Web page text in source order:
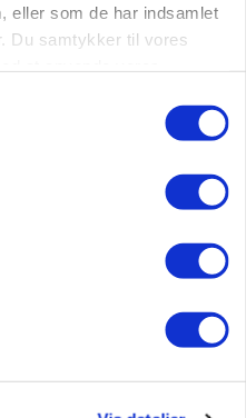
eller som de har indsamlet
Du samtykker til vores
til naturprojekter